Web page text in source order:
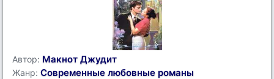
Автор: Макнот Джудит
Жанр: Современные любовные романы